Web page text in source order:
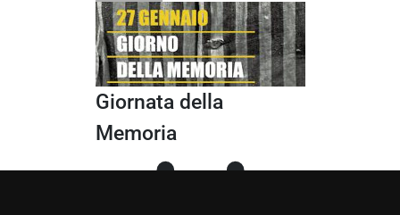
Giornata della
Memoria